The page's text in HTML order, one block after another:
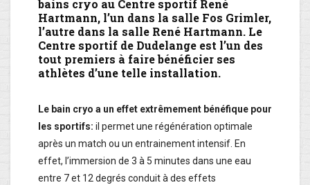
bains cryo au Centre sportif René
Hartmann, l’un dans la salle Fos Grimler,
l’autre dans la salle René Hartmann. Le
Centre sportif de Dudelange est l’un des
tout premiers à faire bénéficier ses
athlètes d’une telle installation.
Le bain cryo a un effet extrêmement bénéfique pour
les sportifs: il permet une régénération optimale
après un match ou un entrainement intensif. En
effet, l’immersion de 3 à 5 minutes dans une eau
entre 7 et 12 degrés conduit à des effets